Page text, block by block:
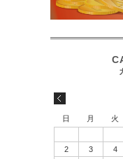
日 月 火
2
3 4